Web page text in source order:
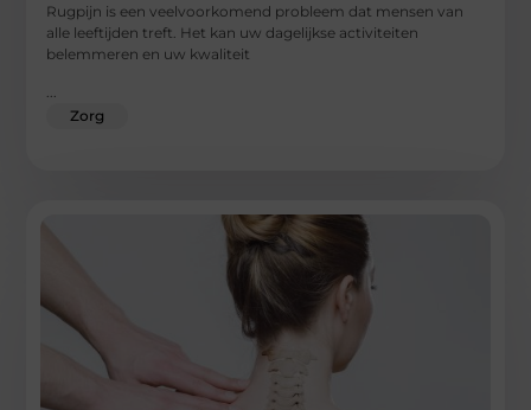
Rugpijn is een veelvoorkomend probleem dat mensen van
alle leeftijden treft. Het kan uw dagelijkse activiteiten
belemmeren en uw kwaliteit
...
Zorg